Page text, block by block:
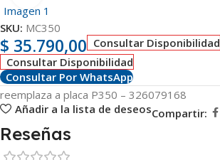
SKU: MC350
$ 35.790,00 Consultar Disponibilidad
Consultar Disponibilidad
Consultar Por WhatsApp
reemplaza a placa P350 – 326079168
Añadir a la lista de deseosCompartir:
Reseñas